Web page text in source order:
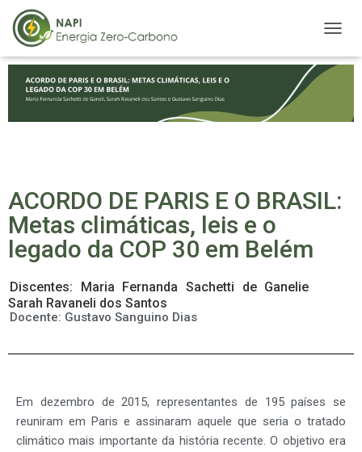
L
V
E
ACORDO DE PARIS E O BRASIL:
Metas climáticas, leis e o
legado da COP 30 em Belém
Discentes: Maria Fernanda Sachetti de Ganelie
Sarah Ravaneli dos Santos
Docente: Gustavo Sanguino Dias
Em dezembro de 2015, representantes de 195 países se
reuniram em Paris e assinaram aquele que seria o tratado
climático mais importante da história recente. O objetivo era